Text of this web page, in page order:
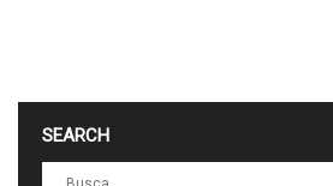
SEARCH